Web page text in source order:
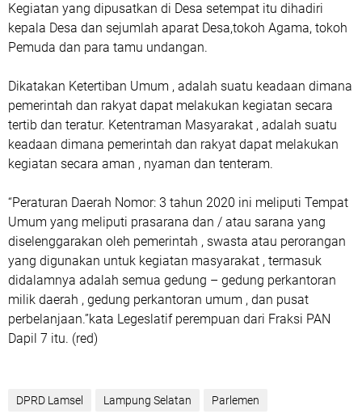
Kegiatan yang dipusatkan di Desa setempat itu dihadiri
kepala Desa dan sejumlah aparat Desa,tokoh Agama, tokoh
Pemuda dan para tamu undangan.
Dikatakan Ketertiban Umum , adalah suatu keadaan dimana
pemerintah dan rakyat dapat melakukan kegiatan secara
tertib dan teratur. Ketentraman Masyarakat , adalah suatu
keadaan dimana pemerintah dan rakyat dapat melakukan
kegiatan secara aman , nyaman dan tenteram.
“Peraturan Daerah Nomor: 3 tahun 2020 ini meliputi Tempat
Umum yang meliputi prasarana dan / atau sarana yang
diselenggarakan oleh pemerintah , swasta atau perorangan
yang digunakan untuk kegiatan masyarakat , termasuk
didalamnya adalah semua gedung – gedung perkantoran
milik daerah , gedung perkantoran umum , dan pusat
perbelanjaan.”kata Legeslatif perempuan dari Fraksi PAN
Dapil 7 itu. (red)
DPRD Lamsel Lampung Selatan Parlemen